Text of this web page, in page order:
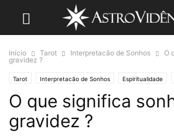
Início Tarot Interpretacão de Sonhos
O
gravidez ?
Tarot Interpretacão de Sonhos Espiritualidade
O que significa
gravidez ?